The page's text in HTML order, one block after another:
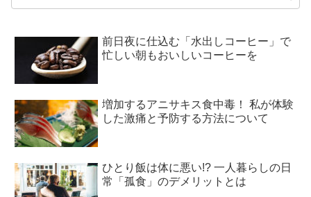
前日夜に仕込む「水出しコーヒー」で
忙しい朝もおいしいコーヒーを
増加するアニサキス食中毒！ 私が体験
した激痛と予防する方法について
ひとり飯は体に悪い!? 一人暮らしの日
常「孤食」のデメリットとは